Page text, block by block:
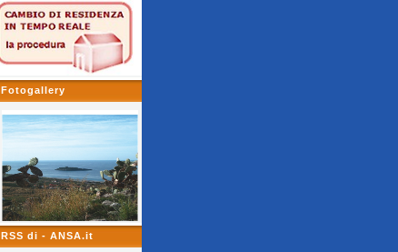
Fotogallery
RSS di - ANSA.it